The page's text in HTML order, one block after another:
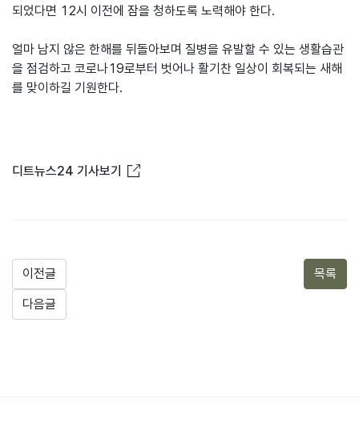
되었다면 12시 이전에 잠을 청하도록 노력해야 한다.
얼마 남지 않은 한해를 뒤돌아보며 질병을 유발할 수 있는 생활습관
을 점검하고 코로나19로부터 벗어나 활기찬 일상이 회복되는 새해
를 맞이하길 기원한다.
디트뉴스24 기사보기 새창열림
이전글
다음글
목록